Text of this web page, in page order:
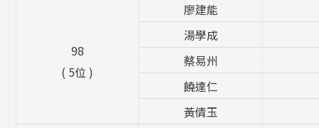
98
( 5位 )
廖建能
湯學成
蔡易州
饒達仁
黃倩玉